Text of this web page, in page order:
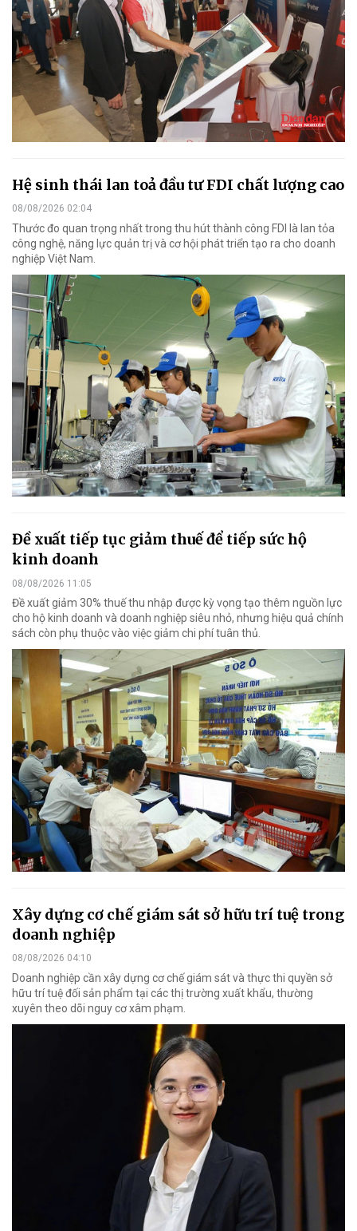
Hệ sinh thái lan toả đầu tư FDI chất lượng cao
08/08/2026 02:04
Thước đo quan trọng nhất trong thu hút thành công FDI là lan tỏa
công nghệ, năng lực quản trị và cơ hội phát triển tạo ra cho doanh
nghiệp Việt Nam.
Đề xuất tiếp tục giảm thuế để tiếp sức hộ
kinh doanh
08/08/2026 11:05
Đề xuất giảm 30% thuế thu nhập được kỳ vọng tạo thêm nguồn lực
cho hộ kinh doanh và doanh nghiệp siêu nhỏ, nhưng hiệu quả chính
sách còn phụ thuộc vào việc giảm chi phí tuân thủ.
Xây dựng cơ chế giám sát sở hữu trí tuệ trong
doanh nghiệp
08/08/2026 04:10
Doanh nghiệp cần xây dựng cơ chế giám sát và thực thi quyền sở
hữu trí tuệ đối sản phẩm tại các thị trường xuất khẩu, thường
xuyên theo dõi nguy cơ xâm phạm.